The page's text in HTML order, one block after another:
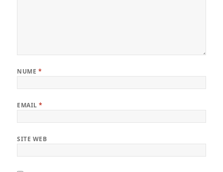
NUME *
EMAIL*
SITE WEB